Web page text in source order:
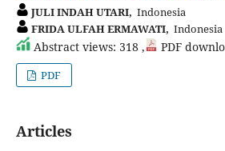
JULI INDAH UTARI, Indonesia
FRIDA ULFAH ERMAWATI, Indonesia
Abstract views: 318 , PDF
PDF
Articles